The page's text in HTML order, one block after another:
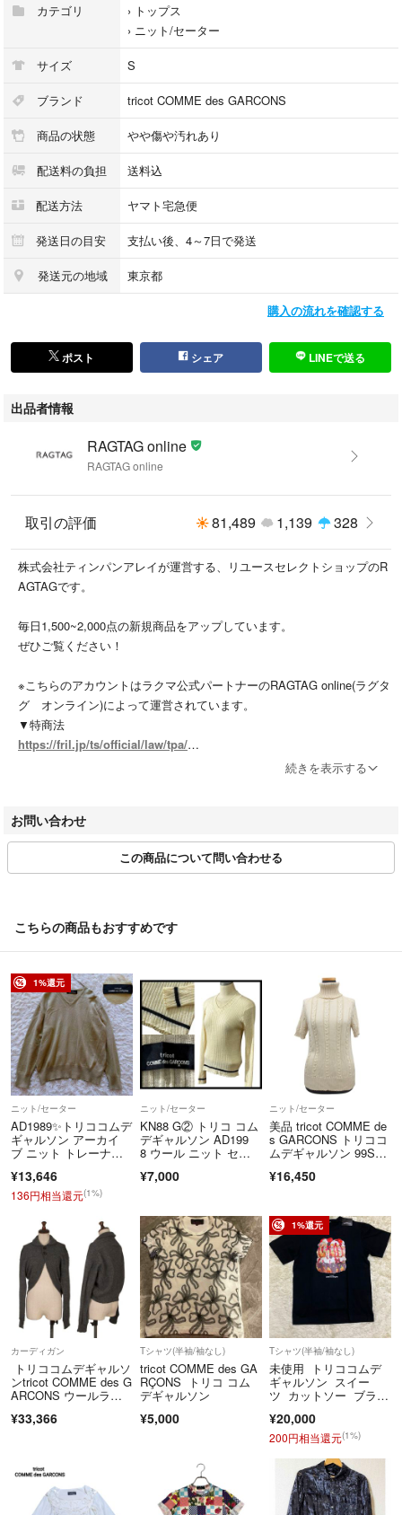
光沢：なし
※商品は複数サイトで共有している為システムで在庫調整を行っておりま
すが、ずれが生じ欠品となる場合もございます。
【商品コード】2000226M0092
【コンディションについて】
商品の状態を下記の基準で表示しております。
内容をよくご確認ください。
・新品同様…新品または新品同様のもの ※
・A…汚れやダメージがない、またはあっても目立たないきれいなもの
・C…着用感があり、汚れやダメージがみられるもの
・D…汚れやダメージが目立つもの
商品以外に付属している袋や靴の箱等はコンディションには含まれており
また、汚れや破れ等の記載もしておりませんので予めご了承ください。
※新品同様では、裾上げ等お直しがしてある場合もございます。
#RAGTAGonline
#レディース_RAGTAGonline
#tricotCOMMEdesGARCONS_トリココムデギャルソン_レディース_RAG
TAGonline
こちらの商品はラクマ公式パートナーのRAGTAGによって出品されていま
カテゴリ
› トップス
› ニット/セーター
サイズ S
ブランド tricot COMME des GARCONS
商品の状態 やや傷や汚れあり
配送料の負担 送料込
配送方法 ヤマト宅急便
発送日の目安 支払い後、4～7日で発送
発送元の地域 東京都
購入の流れを確認する
ポスト シェア LINEで送る
出品者情報
RAGTAG online
RAGTAG online
取引の評価 81,489 1,139 328
株式会社ティンパンアレイが運営する、リユースセレクトショップのR
AGTAGです。
毎日1,500~2,000点の新規商品をアップしています。
ぜひご覧ください！
※こちらのアカウントはラクマ公式パートナーのRAGTAG online(ラグタ
グ オンライン)によって運営されています。
▼特商法
https://fril.jp/ts/official/law/tpa/
T7010001074003
/ RAGTAGニュウマン高輪店 / RAGTAGルミネ池袋店 / RAGTAG下北沢
TAGなんばパークス店 / RAGTAG神戸店 / RAGTAG広島店 / RAGTAG広
島府中店 / RAGTAG福岡店 / RAGTAG福岡パルコ店 /
rt銀座店 / rt名古屋店
続きを表示する
お問い合わせ
この商品について問い合わせる
こちらの商品もおすすめです
1%還元
ニット/セーター
AD1989✨トリココムデ
ギャルソン アーカイ
ブ ニット トレーナ
¥13,646
136円相当還元(1%)
ニット/セーター
KN88 G② トリコ コム
デギャルソン AD199
8 ウール ニット セー
¥7,000
ニット/セーター
美品 tricot COMME de
s GARCONS トリココ
ムデギャルソン 99S
ター 半袖 タートルネ
ス 古着 中古 USED
¥16,450
カーディガン
トリココムデギャルソ
ンtricot COMME des G
ARCONS ウールラウ
ボレロカーディガン グ
¥33,366
Tシャツ(半袖/袖なし)
tricot COMME des GA
RÇONS トリコ コム
デギャルソン
¥5,000
1%還元
Tシャツ(半袖/袖なし)
未使用 トリココムデ
ギャルソン スイー
ツ カットソー ブラッ
¥20,000
200円相当還元(1%)